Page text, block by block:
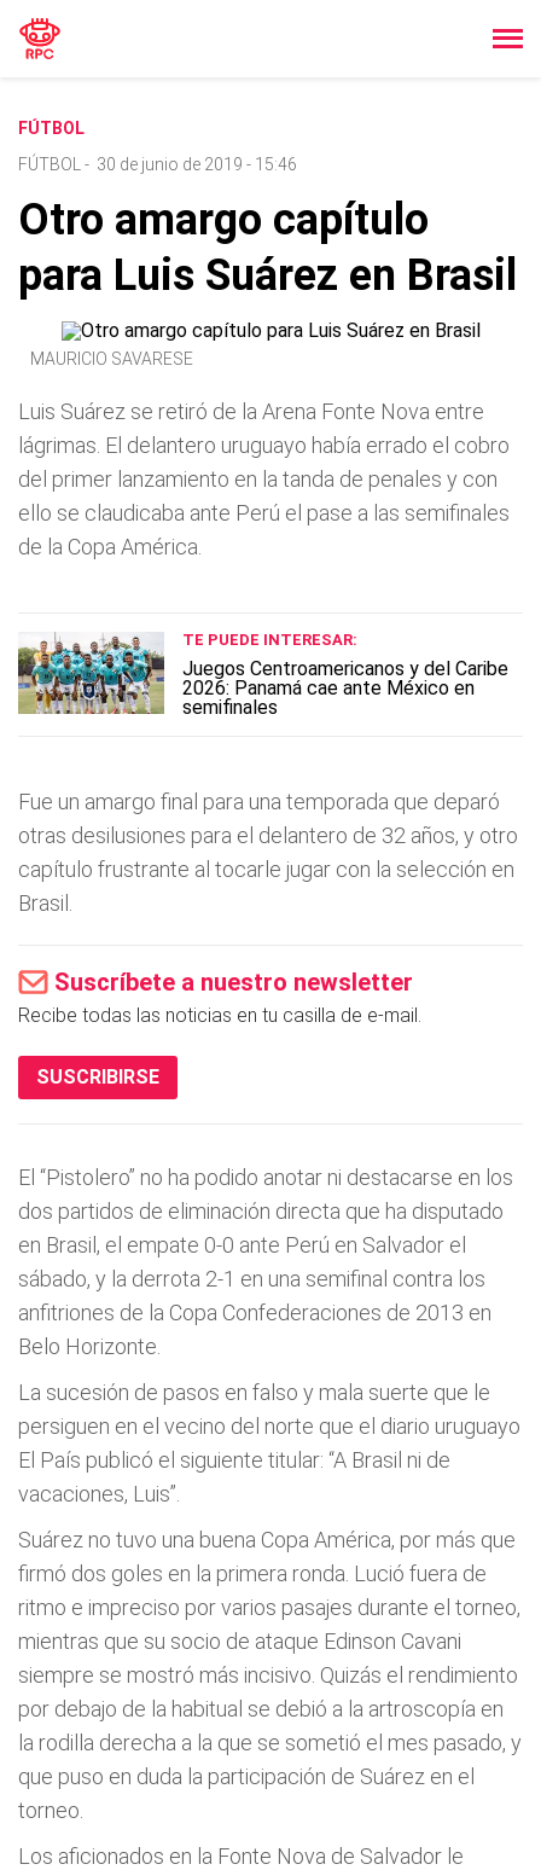
FÚTBOL
FÚTBOL
- 30 de junio de 2019 - 15:46
Otro amargo capítulo
para Luis Suárez en Brasil
MAURICIO SAVARESE
Luis Suárez se retiró de la Arena Fonte Nova entre
lágrimas. El delantero uruguayo había errado el cobro
del primer lanzamiento en la tanda de penales y con
ello se claudicaba ante Perú el pase a las semifinales
de la Copa América.
TE PUEDE INTERESAR:
Juegos Centroamericanos y del Caribe
2026: Panamá cae ante México en
semifinales
Fue un amargo final para una temporada que deparó
otras desilusiones para el delantero de 32 años, y otro
capítulo frustrante al tocarle jugar con la selección en
Brasil.
Suscríbete a nuestro newsletter
Recibe todas las noticias en tu casilla de e-mail.
SUSCRIBIRSE
El “Pistolero” no ha podido anotar ni destacarse en los
dos partidos de eliminación directa que ha disputado
en Brasil, el empate 0-0 ante Perú en Salvador el
sábado, y la derrota 2-1 en una semifinal contra los
anfitriones de la Copa Confederaciones de 2013 en
Belo Horizonte.
La sucesión de pasos en falso y mala suerte que le
persiguen en el vecino del norte que el diario uruguayo
El País publicó el siguiente titular: “A Brasil ni de
vacaciones, Luis”.
Suárez no tuvo una buena Copa América, por más que
firmó dos goles en la primera ronda. Lució fuera de
ritmo e impreciso por varios pasajes durante el torneo,
mientras que su socio de ataque Edinson Cavani
siempre se mostró más incisivo. Quizás el rendimiento
por debajo de la habitual se debió a la artroscopía en
la rodilla derecha a la que se sometió el mes pasado, y
que puso en duda la participación de Suárez en el
torneo.
Los aficionados en la Fonte Nova de Salvador le